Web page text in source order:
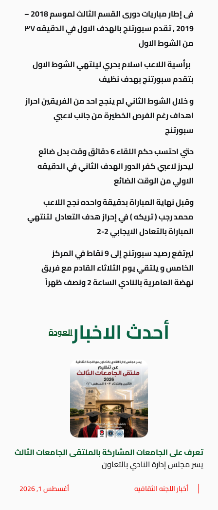
فى إطار مباريات دورى القسم الثالث لموسم 2018 –
2019 , تقدم سبورتنج بالهدف الاول في الدقيقه ٣٧
من الشوط الاول
برأسية اللاعب اسلام بحري لينتهي الشوط الاول
بتقدم سبورتنج بهدف نظيف
و خلال الشوط الثاني لم ينجح احد من الفريقين احراز
اهداف رغم الفرص الخطيرة من جانب لاعبي
سبورتنج
حتي احتسب حكم اللقاء 6 دقائق وقت بدل ضائع
ليحرز لاعبي كفر الدور الهدف الثاني في الدقيقه
الاولي من الوقت الضائع
وقبل نهاية المباراة بدقيقة واحده نجح اللاعب
محمد رجب ( تريكه ) في إحراز هدف التعادل لتنتهي
المباراة بالتعادل الايجابي 2-2
ليرتفع رصيد سبورتنج إلى 9 نقاط في المركز
الخامس و يلتقي يوم الثلاثاء القادم مع فريق
نهضة العامرية بالنادي الساعة 2 ونصف ظهراً
أحدث الاخبارالعودة
تعرف على الجامعات المشاركة بالملتقى الجامعات الثالث
يسر مجلس إدارة النادي بالتعاون
أخبار اللجنه الثقافيه أغسطس 1, 2026